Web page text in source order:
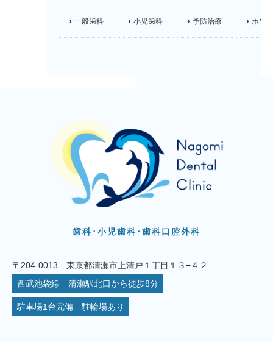
一般歯科 小児歯科 予防治療 ホワ
歯科･小児歯科･歯科口腔外科
〒204-0013 東京都清瀬市上清戸１丁目１３−４２
西武池袋線 清瀬駅北口から徒歩8分
駐車場1台完備 駐輪場あり